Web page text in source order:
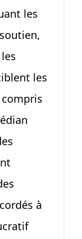
les
les
à